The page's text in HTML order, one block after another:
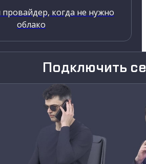
когда не нужно
облако
Подключить